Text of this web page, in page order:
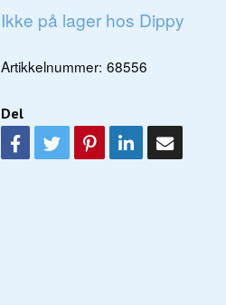
Ikke på lager hos Dippy
Artikkelnummer: 68556
Del